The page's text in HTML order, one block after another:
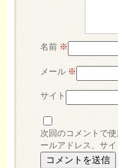
名前 ※
メール ※
サイト
次回のコメントで
ールアドレス、サイ